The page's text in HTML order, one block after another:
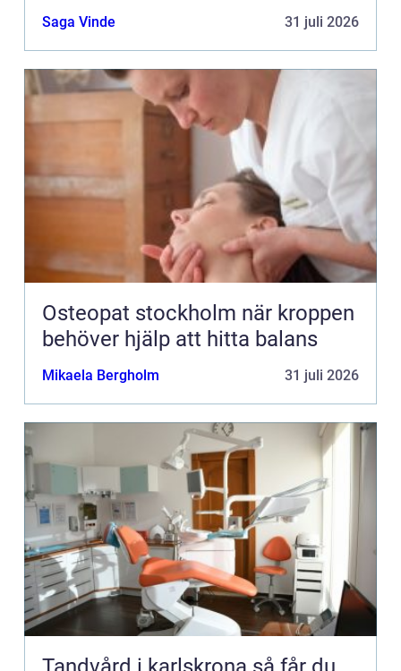
Saga Vinde 31 juli 2026
Osteopat stockholm när kroppen
behöver hjälp att hitta balans
Mikaela Bergholm 31 juli 2026